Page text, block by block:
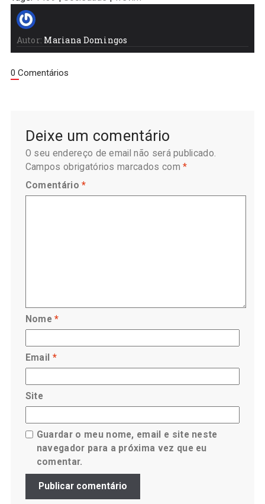
Autor: Mariana Domingos
0 Comentários
Deixe um comentário
O seu endereço de email não será publicado.
Campos obrigatórios marcados com*
Comentário*
Nome*
Email *
Site
Guardar o meu nome, email e site neste
navegador para a próxima vez que eu
comentar.